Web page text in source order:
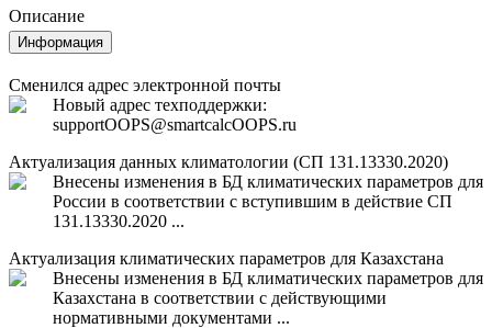
Описание
Информация
Сменился адрес электронной почты
Новый адрес техподдержки:
supportOOPS@smartcalcOOPS.ru
Актуализация данных климатологии (СП 131.13330.2020)
Внесены изменения в БД климатических параметров для
России в соответствии с вступившим в действие СП
131.13330.2020 ...
Актуализация климатических параметров для Казахстана
Внесены изменения в БД климатических параметров для
Казахстана в соответствии с действующими
нормативными документами ...